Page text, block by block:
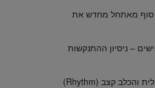
סוף מאתחל מחדש את
– ניסיון ההתנקשות
אמריקה גוט טאלנט – רוני הישראלית והכלב קצב (Rhythm)